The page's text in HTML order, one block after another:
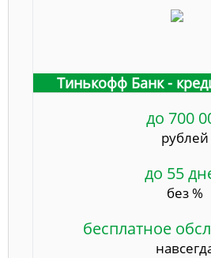
Тинькофф Банк -
до 700
рублей
до 55
без %
бесплатное